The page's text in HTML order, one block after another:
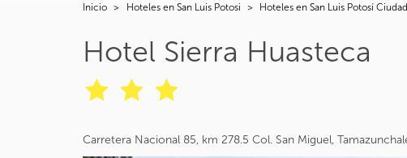
Inicio Hoteles en San Luis Potosi Hoteles en San Luis Potosí Ciudad
Hotel Sierra Huasteca
Carretera Nacional 85, km 278.5 Col. San Miguel,